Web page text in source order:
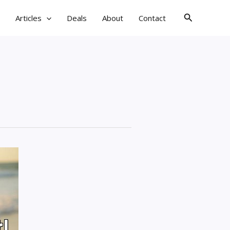
Articles Deals About Contact
검